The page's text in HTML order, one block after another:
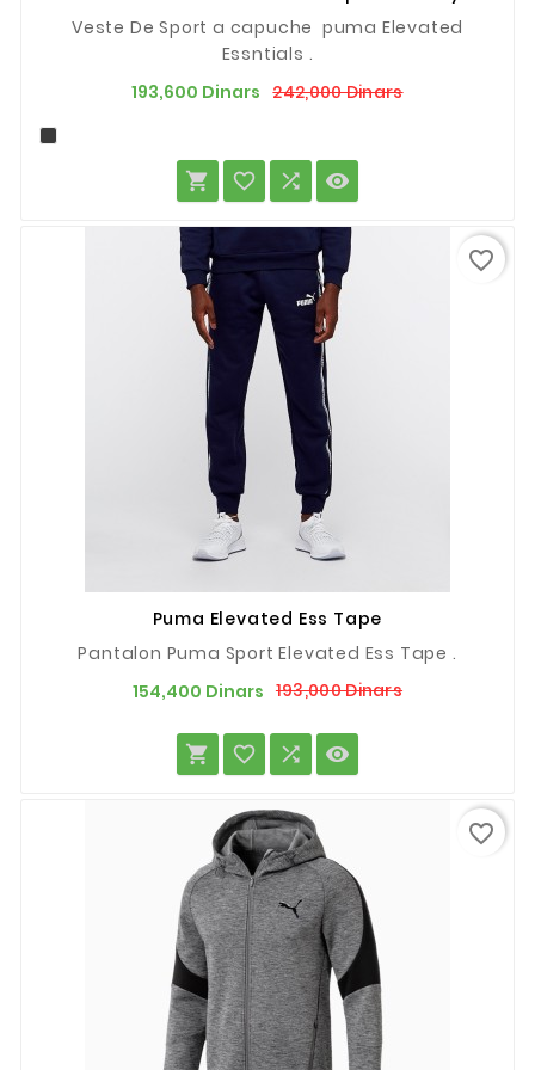
Veste De Sport a capuche puma Elevated
Essntials .
193,600 Dinars 242,000 DinarsPrix
Prix
   
Puma Elevated Ess Tape
Pantalon Puma Sport Elevated Ess Tape .
154,400 Dinars 193,000 DinarsPrix
Prix
   
favorite_border
favorite_border